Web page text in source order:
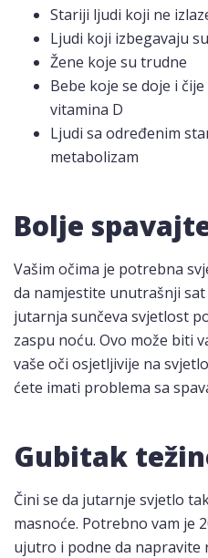
Stariji ljudi koji ne
Ljudi koji izbegavaju
Žene koje su trudne
Bebe koje se doje i
vitamina D
Ljudi sa određenim
metabolizam
Bolje
Vašim očima je potrebna
da namjestite unutrašnji sat
jutarnja sunčeva svjetlost
zaspu noću. Ovo može biti
vaše oči osjetljivije na
ćete imati problema sa
Gubitak
Čini se da jutarnje svjetlo
masnoće. Potrebno vam je
ujutro i podne da napravite